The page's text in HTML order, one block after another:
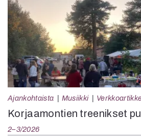
Ajankohtaista Musiikki
Korjaamontien treenikset
2–3/2026